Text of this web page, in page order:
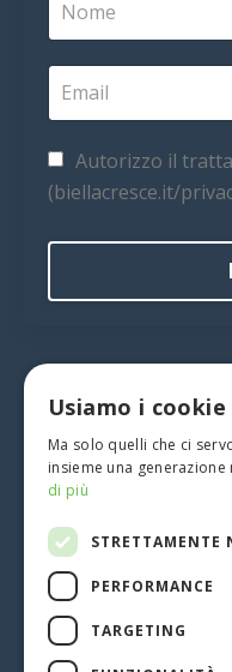
Autorizzo il
(biellacresce.it/
ora
Libro
Siamo sostenuti
Vitale Barberis
Usiamo i cookie
Ma solo quelli che ci
insieme una generazione
di più
STRETTAMENTE
PERFORMANCE
TARGETING